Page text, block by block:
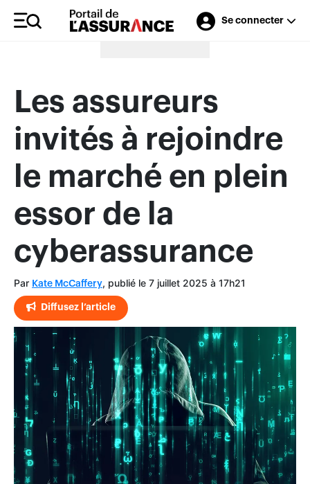
Se connecter
Merci à nos annonceurs
Les assureurs
invités à rejoindre
le marché en plein
essor de la
cyberassurance
Par Kate McCaffery, publié le 7 juillet 2025 à 17h21
Diffusez l’article